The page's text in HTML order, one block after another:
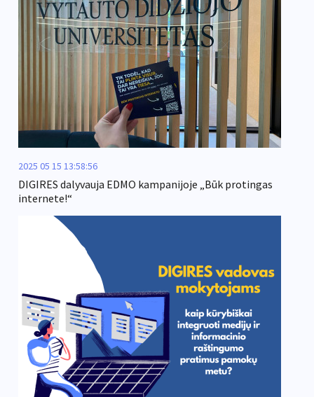
2025 05 15 13:58:56
DIGIRES dalyvauja EDMO kampanijoje „Būk protingas
internete!“